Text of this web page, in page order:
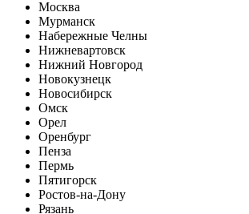
Москва
Мурманск
Набережные Челны
Нижневартовск
Нижний Новгород
Новокузнецк
Новосибирск
Омск
Орел
Оренбург
Пенза
Пермь
Пятигорск
Ростов-на-Дону
Рязань